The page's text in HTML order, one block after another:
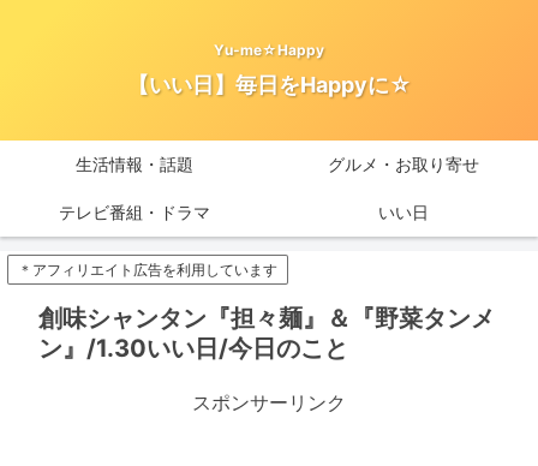
Yu-me☆Happy
【いい日】毎日をHappyに☆
生活情報・話題 グルメ・お取り寄せ
テレビ番組・ドラマ いい日
＊アフィリエイト広告を利用しています
創味シャンタン『担々麺』＆『野菜タンメ
ン』/1.30いい日/今日のこと
スポンサーリンク